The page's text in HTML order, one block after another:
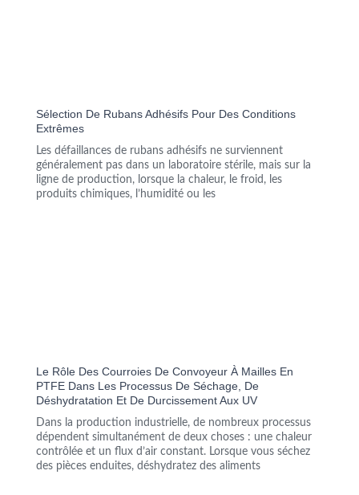
Sélection De Rubans Adhésifs Pour Des Conditions
Extrêmes
Les défaillances de rubans adhésifs ne surviennent
généralement pas dans un laboratoire stérile, mais sur la
ligne de production, lorsque la chaleur, le froid, les
produits chimiques, l’humidité ou les
Le Rôle Des Courroies De Convoyeur À Mailles En
PTFE Dans Les Processus De Séchage, De
Déshydratation Et De Durcissement Aux UV
Dans la production industrielle, de nombreux processus
dépendent simultanément de deux choses : une chaleur
contrôlée et un flux d’air constant. Lorsque vous séchez
des pièces enduites, déshydratez des aliments